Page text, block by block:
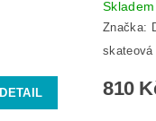
DETAIL
Skladem
Značka:
810